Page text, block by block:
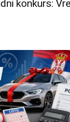
konkurs: